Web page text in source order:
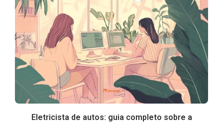
Eletricista de autos: guia completo sobre a